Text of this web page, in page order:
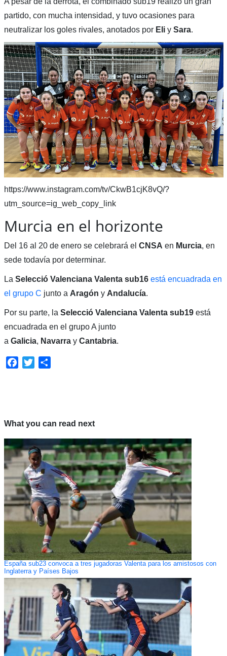
partido, con mucha intensidad, y tuvo ocasiones para
neutralizar los goles rivales, anotados por Eliy Sara.
https://www.instagram.com/tv/CkwB1cjK8vQ/?
utm_source=ig_web_copy_link
Murcia en el horizonte
Del 16 al 20 de enero se celebrará el CNSA en Murcia, en
sede todavía por determinar.
La Selecció Valenciana Valenta sub16 está encuadrada en
el grupo C junto a Aragón y Andalucía.
Por su parte, la Selecció Valenciana Valenta sub19 está
encuadrada en el grupo A junto
a Galicia, Navarray Cantabria.
Facebook
Twitter
What you can read next
España sub23 convoca a tres jugadoras Valenta para los amistosos con
Inglaterra y Países Bajos